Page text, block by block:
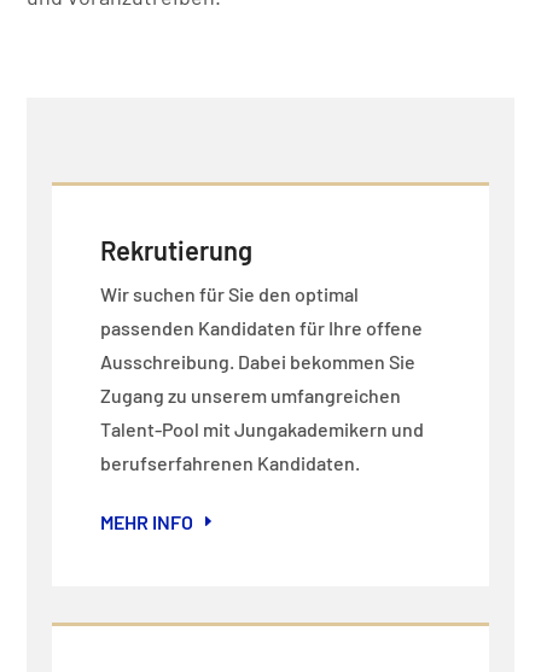
Rekrutierung
Wir suchen für Sie den optimal
passenden Kandidaten für Ihre offene
Ausschreibung. Dabei bekommen Sie
Zugang zu unserem umfangreichen
Talent-Pool mit Jungakademikern und
berufserfahrenen Kandidaten.
MEHR INFO